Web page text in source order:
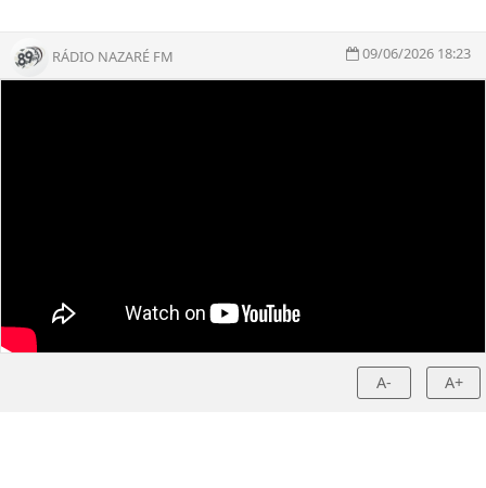
RÁDIO NAZARÉ FM 09/06/2026 18:23
A- A+